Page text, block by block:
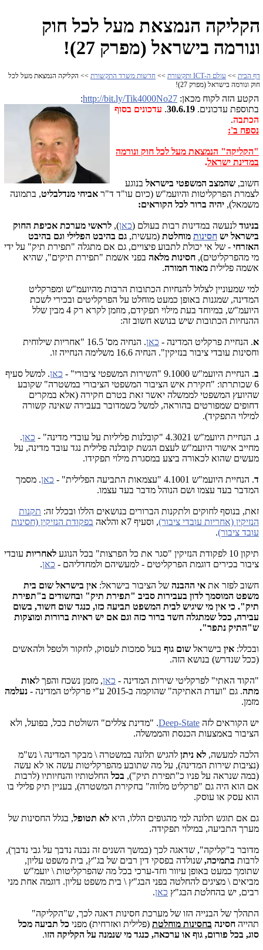
הקליקה הנמצאת מעל לכל חוק
ונורמה בישראל (מפרק 27)!
דף הבית >> עולם ה-ICT ותקשורת >> חדשות משרד התקשורת >> הקליקה הנמצאת מעל לכל
חוק ונורמה בישראל (מפרק 27)!
הקטע הזה לקוח מכאן: http://bit.ly/Tik4000No27
:
בתוספת עדכונים. 30.6.19
. עדכונים בסוף
הכתבה.
נספח ב':
"הקליקה" הנמצאת מעל לכל חוק ונורמה
במדינת ישראל.
חשוב, שהמצב המשפטי בישראל בנוגע
לצמרת הפרקליטות והיועמ"ש (כיום עו"ד ד"ר אביחי מנדלבליט, בתמונה
משמאל), יהיה ברור לכל הקוראים:
בניגוד לנעשה במדינות רבות בעולם (כאן), לראשי מערכת אכיפת החוק
בישראל יש חסינות מוחלטת (מעשית, גם בהיבט הפלילי וגם בהיבט
האזרחי - של אי יכולת לתבוע פיצויים, גם אם מתגלה "תפירת תיק" על ידי
מי מהפרקליטים), חסינות מלאה בפני אשמת "תפירת תיקים", שהיא
אשמה פלילית מאוד חמורה.
למי שמעוניין לצלול להנחיות הכתובות הרבות מהיועמ"ש ומפרקליט
המדינה, שמגנות באופן כמעט מוחלט על הפרקליטים ובכירי לשכת
היועמ"ש, במיוחד בעת מילוי תפקידם, מוזמן לקרא רק 4 מבין שלל
ההנחיות הכתובות שיש בנושא חשוב זה:
א. הנחיית פרקליט המדינה - כאן
. הנחיה מס' 16.5 "אחריות שילוחית
וחסינות עובדי ציבור בנזיקין". הנחיה 16.6 משלימה הנחייה זו.
ב. הנחיית היועמ"ש 9.1000 "השירות המשפטי ציבורי" - כאן. למשל סעיף
6 שכותרתו: "חקירת איש הציבור המשפטי הציבורי במשטרה" שקובע
שהיועץ המשפטי לממשלה יאשר זאת בטרם חקירה (אלא במקרים
דחופים שמפורטים בהוראה, למשל כשמדובר בעבירה שאינה קשורה
למילוי התפקיד).
ג. הנחיית היועמ"ש 4.3021 "קובלנות פליליות על עובדי מדינה" - כאן.
מחייב אישור היועמ"ש לעצם הגשת קובלנה פלילית נגד עובד מדינה, על
מעשים שהוא לכאורה ביצע במסגרת מילוי תפקידו.
ד. הנחיית היועמ"ש 4.1001 "עצמאות התביעה הפלילית" - כאן. מסמך
המדבר בעד עצמו ושם הנוהל מדבר בעד עצמו.
זאת, בנוסף לחוקים ולתקנות הברורים בנושאים הללו ובכלל זה: תקנות
הנזיקין (אחריות עובדי ציבור), וסעיף 7א והלאה
בפקודת הנזיקין (חסינות
עובד ציבור).
תיקון 10 לפקודת הנזיקין "סגר את כל הפרצות" בכל הנוגע לאחריות עובדי
ציבור בכירים דוגמת הפרקליטים - למעשיהם ולמחדליהם - כאן.
חשוב לפזר את אי ההבנה של הציבור בישראל: אין בישראל שום בית
משפט המוסמך לדון בעבירות סביב "תפירת תיק" ובחשודים ב"תפירת
תיק". כי אין מי שיגיש לבית המשפט תביעה כזו, כנגד שום חשוד, בשום
עבירה, ככל שמתגלה חשד ברור כזה וגם אם יש ראיות ברורות ומוצקות
ש"התיק נתפר".
ובכלל: אין בישראל שום גוף בעל סמכות לעסוק, לחקור ולטפל ולהאשים
(ככל שנדרש) בנושא הזה.
"הקוד האתי" לפרקליטי שירות המדינה - כאן, מזמן נשכח והפך לאות
מתה. גם "ועדת האתיקה" שהוקמה ב-2015 ע"י פרקליט המדינה -
נעלמה
מזמן.
יש הקוראים לזה Deep-State. "מדינת צללים" השולטת בכל, בפועל, ולא
הציבור באמצעות הכנסת והממשלה.
הלכה למעשה, לא ניתן להגיש תלונה במשטרה \ מבקר המדינה \ נש"מ
(נציבות שירות המדינה), על מה שתובע מהפרקליטות עשה או לא עשה
(במה שנראה על פניו כ"תפירת תיק"), בכל החלטותיו והנחיותיו (לרבות
אם הוא היה גם "פרקליט מלווה" בחקירת המשטרה), בעניין תיק פלילי בו
הוא עסק או עוסק.
גם אם תוגש תלונה למי מהגופים הללו, היא לא תטופל, בגלל החסינות של
מערך התביעה, במילוי תפקידה.
מדובר ב"קליקה", שדאגה לכך (במשך השנים זה נבנה נדבך על גבי נדבך),
לרבות בתמיכה, שנולדה בפסקי דין רבים של בג"ץ, בית משפט עליון,
שתומך כמעט באופן עיוור וחד-ערכי בכל מה שהפרקליטות \ יועמ"ש
מביאים \ מציגים להחלטה בפני הבג"ץ \ בית משפט עליון. דוגמה אחת מני
רבים, יש בהחלטת הבג"ץ כאן.
התהלך של הבנייה הזו של מערכת חסינות דאגה לכך, ש"הקליקה"
תהייה חסינה בחסינות מוחלטת (פלילית ואזרחית) מפני כל תביעה מכל
סוג, בכל פורום, גוף או ערכאה, כנגד מי שנמנה על הקליקה הזו.